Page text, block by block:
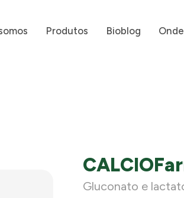
Produtos Bioblog
Gluconato e